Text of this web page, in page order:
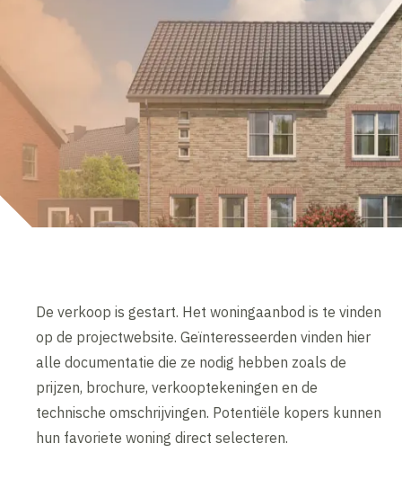
De verkoop is gestart. Het woningaanbod is te vinden
op de projectwebsite. Geïnteresseerden vinden hier
alle documentatie die ze nodig hebben zoals de
prijzen, brochure, verkooptekeningen en de
technische omschrijvingen. Potentiële kopers kunnen
hun favoriete woning direct selecteren.